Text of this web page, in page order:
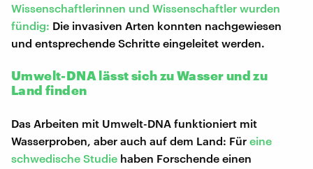
Wissenschaftlerinnen und Wissenschaftler wurden
fündig: Die invasiven Arten konnten nachgewiesen
und entsprechende Schritte eingeleitet werden.
Umwelt-DNA lässt sich zu Wasser und zu
Land finden
Das Arbeiten mit Umwelt-DNA funktioniert mit
Wasserproben, aber auch auf dem Land: Für eine
schwedische Studie haben Forschende einen